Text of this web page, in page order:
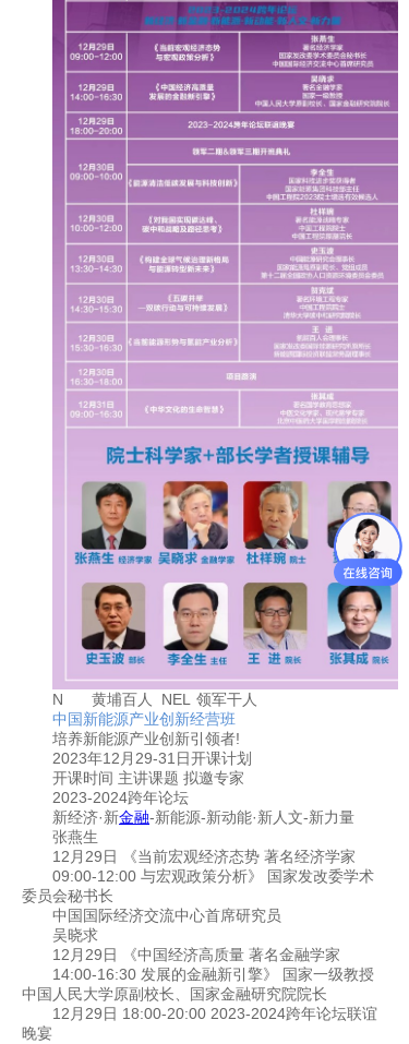
N 黄埔百人 NEL
领军干人
中国新能源产业创新经营班
培养新能源产业创新引领者!
2023年12月29-31日开课计划
开课时间 主讲课题 拟邀专家
2023-2024跨年论坛
新经济·新金融-新能源-新动能·新人文-新力量
张燕生
12月29日 《当前宏观经济态势 著名经济学家
09:00-12:00 与宏观政策分析》 国家发改委学术
委员会秘书长
中国国际经济交流中心首席研究员
吴晓求
12月29日 《中国经济高质量 著名金融学家
14:00-16:30 发展的金融新引擎》 国家一级教授
中国人民大学原副校长、国家金融研究院院长
12月29日 18:00-20:00 2023-2024跨年论坛联谊
晚宴